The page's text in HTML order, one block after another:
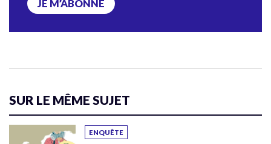
JE M’ABONNE
SUR LE MÊME SUJET
ENQUÊTE